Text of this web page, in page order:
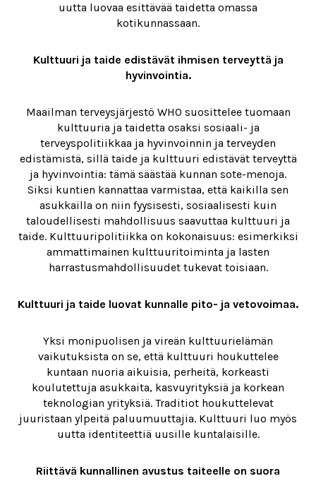
uutta luovaa esittävää taidetta omassa
kotikunnassaan.
Kulttuuri ja taide edistävät ihmisen terveyttä ja
hyvinvointia.
Maailman terveysjärjestö WHO suosittelee tuomaan
kulttuuria ja taidetta osaksi sosiaali- ja
terveyspolitiikkaa ja hyvinvoinnin ja terveyden
edistämistä, sillä taide ja kulttuuri edistävät terveyttä
ja hyvinvointia: tämä säästää kunnan sote-menoja.
Siksi kuntien kannattaa varmistaa, että kaikilla sen
asukkailla on niin fyysisesti, sosiaalisesti kuin
taloudellisesti mahdollisuus saavuttaa kulttuuri ja
taide. Kulttuuripolitiikka on kokonaisuus: esimerkiksi
ammattimainen kulttuuritoiminta ja lasten
harrastusmahdollisuudet tukevat toisiaan.
Kulttuuri ja taide luovat kunnalle pito- ja vetovoimaa.
Yksi monipuolisen ja vireän kulttuurielämän
vaikutuksista on se, että kulttuuri houkuttelee
kuntaan nuoria aikuisia, perheitä, korkeasti
koulutettuja asukkaita, kasvuyrityksiä ja korkean
teknologian yrityksiä. Traditiot houkuttelevat
juuristaan ylpeitä paluumuuttajia. Kulttuuri luo myös
uutta identiteettiä uusille kuntalaisille.
Riittävä kunnallinen avustus taiteelle on suora